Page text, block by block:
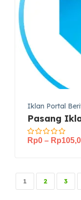
Iklan Portal
Pasang
Rp0 – Rp
1 2 3